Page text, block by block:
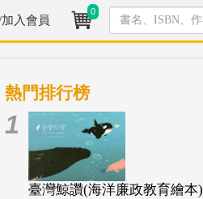
入會員
0
熱門排行榜
1
臺灣鯨讚(海洋廉政教育繪本)